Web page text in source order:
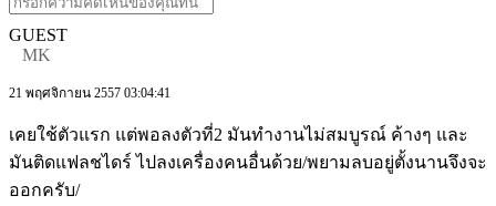
GUEST
MK
21 พฤศจิกายน 2557 03:04:41
เคยใช้ตัวแรก แต่พอลงตัวที่2 มันทำงานไม่สมบูรณ์ ค้างๆ และ
มันติดแฟลชไดร์ ไปลงเครื่องคนอื่นด้วย/พยามลบอยู่ตั้งนานจึงจะ
ออกครับ/